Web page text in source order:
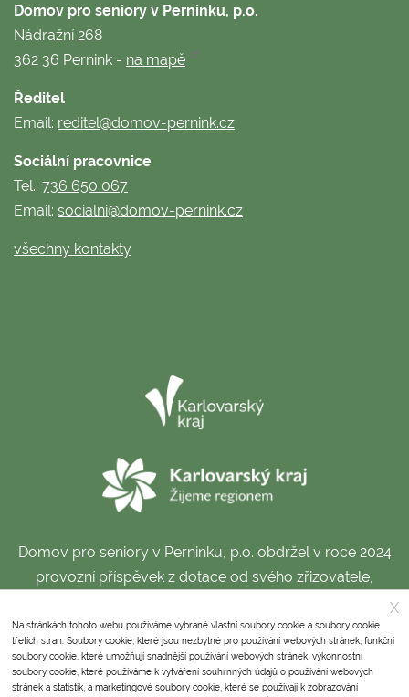
Domov pro seniory v Perninku, p.o.
Nádražní 268
362 36 Pernink - na mapě
Ředitel
Email: reditel@domov-pernink.cz
Sociální pracovnice
Tel.: 736 650 067
Email: socialni@domov-pernink.cz
všechny kontakty
Domov pro seniory v Perninku, p.o. obdržel v roce 2024
provozní příspěvek z dotace od svého zřizovatele,
Domov pro seniory v Perninku, příspěvková organizace,
X
Na stránkách tohoto webu používáme vybrané vlastní soubory cookie a soubory cookie
třetích stran: Soubory cookie, které jsou nezbytné pro používání webových stránek, funkční
soubory cookie, které umožňují snadnější používání webových stránek, výkonnostní
soubory cookie, které používáme k vytváření souhrnných údajů o používání webových
stránek a statistik, a marketingové soubory cookie, které se používají k zobrazování